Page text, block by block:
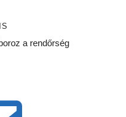
a rendőrség